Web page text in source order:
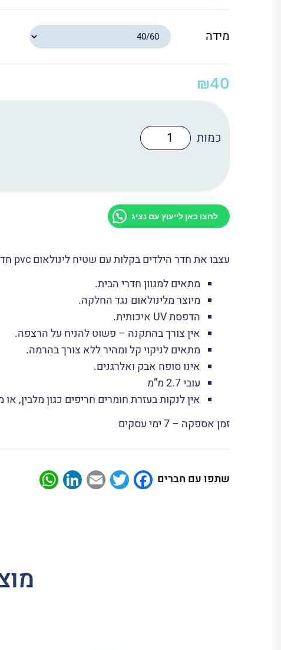
מידה
₪40
כמות
של
שטיח
סי
S-
1005
לחצו כאן לייעוץ עם נציג
עצבו את חדר הילדים בקלות עם שטיח לינולאום pvc חדש.
מתאים למגוון חדרי הבית.
מיוצר מלינולאום נגד החלקה.
הדפסת UV איכותית.
אין צורך בהתקנה – פשוט להניח על הרצפה.
מתאים לניקוי קל ומהיר ללא צורך בהרמה.
אינו סופח אבק ואלרגנים.
עובי 2.7 מ”מ
אין לנקות בעזרת חומרים חריפים כגון מלבין,
זמן אספקה – 7 ימי עסקים
שתפו עם חברים Facebook
Twitter
Email
LinkedIn